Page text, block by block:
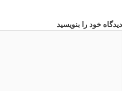
دیدگاه خود را بنویسید